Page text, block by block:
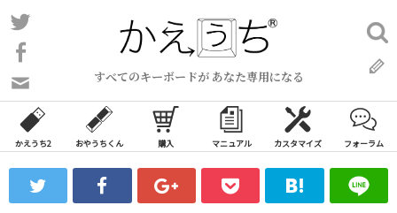
コ
ン
ン
ツ
ス
ッ
すべてのキーボードが あなた専用になる
い
合
わ
フ
ォ
検
索:
かえうち2 おやうちくん 購入 マニュアル カスタマイズ フォーラム